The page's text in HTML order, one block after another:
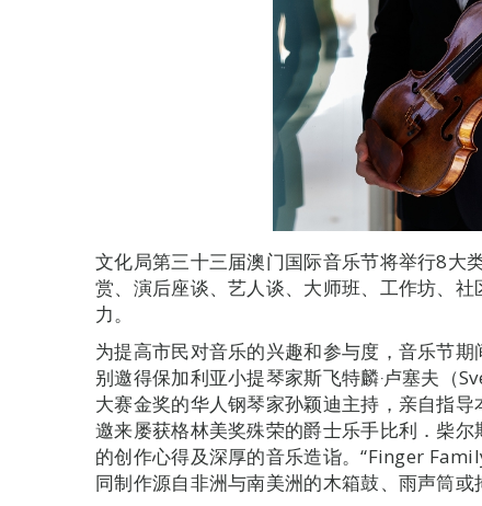
文化局第三十三届澳门国际音乐节将举行8大
赏、演后座谈、艺人谈、大师班、工作坊、
力。
为提高市民对音乐的兴趣和参与度，音乐节
别邀得保加利亚小提琴家斯飞特麟‧卢塞夫（
大赛金奖的华人钢琴家孙颖迪主持，亲自指
邀来屡获格林美奖殊荣的爵士乐手比利．柴
的创作心得及深厚的音乐造诣。“Finger
同制作源自非洲与南美洲的木箱鼓、雨声筒或